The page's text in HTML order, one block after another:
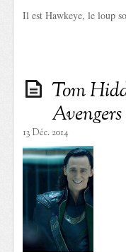
Il est Hawkeye, le loup
Tom
13 Déc. 2014